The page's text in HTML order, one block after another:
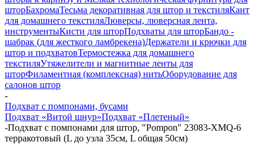
шторБахромаТесьма декоративная для штор и текстиляКант
для домашнего текстиляЛюверсы, люверсная лента,
инструментыКисти для шторПодхваты для шторБандо -
шабрак (для жесткого ламбрекена)Держатели и крючки для
штор и подхватовТермостежка для домашнего
текстиляУтяжелители и магнитные ленты для
шторФиламентная (комплексная) нитьОборудование для
салонов штор
-
Подхват с помпонами, бусами
Подхват «Витой шнур»Подхват «Плетеный»
-Подхват с помпонами для штор, "Pompon" 23083-XMQ-6
терракотовый (L до узла 35см, L общая 50см)